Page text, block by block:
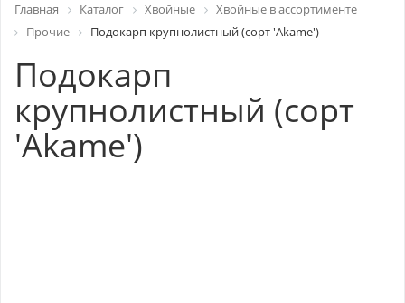
Главная Каталог Хвойные
Хвойные в ассортименте
Прочие
Подокарп крупнолистный (сорт 'Akame')
Подокарп
крупнолистный (сорт
'Akame')